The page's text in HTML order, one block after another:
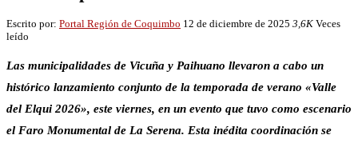
Escrito por: Portal Región de Coquimbo 12 de diciembre de 2025 3,6K Veces
leído
Las municipalidades de Vicuña y Paihuano llevaron a cabo un
histórico lanzamiento conjunto de la temporada de verano «Valle
del Elqui 2026», este viernes, en un evento que tuvo como escenario
el Faro Monumental de La Serena. Esta inédita coordinación se